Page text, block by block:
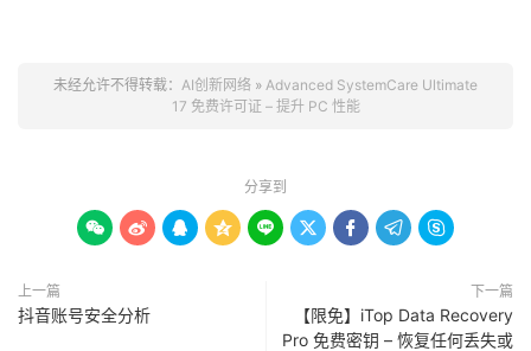
未经允许不得转载： AI创新网络 » Advanced SystemCare Ultimate
17 免费许可证 – 提升 PC 性能
分享到
        
上一篇
抖音账号安全分析
下一篇
【限免】iTop Data Recovery
Pro 免费密钥 – 恢复任何丢失或